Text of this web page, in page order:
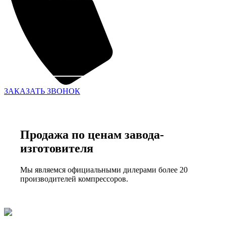
ЗАКАЗАТЬ ЗВОНОК
Продажа по ценам завода-
изготовителя
Мы являемся официальными дилерами более 20
производителей компрессоров.